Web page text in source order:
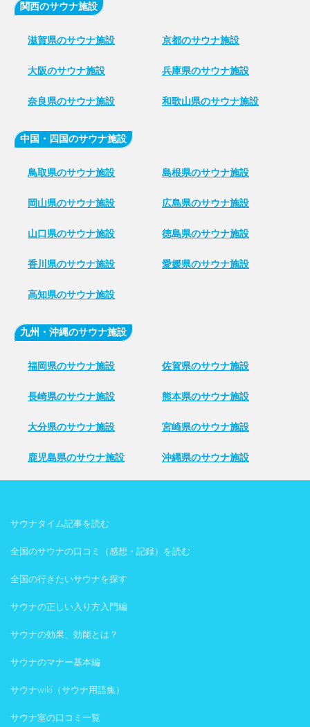
関西のサウナ施設
滋賀県のサウナ施設 京都のサウナ施設
大阪のサウナ施設 兵庫県のサウナ施設
奈良県のサウナ施設 和歌山県のサウナ施設
中国・四国のサウナ施設
鳥取県のサウナ施設 島根県のサウナ施設
岡山県のサウナ施設 広島県のサウナ施設
山口県のサウナ施設 徳島県のサウナ施設
香川県のサウナ施設 愛媛県のサウナ施設
高知県のサウナ施設
九州・沖縄のサウナ施設
福岡県のサウナ施設 佐賀県のサウナ施設
長崎県のサウナ施設 熊本県のサウナ施設
大分県のサウナ施設 宮崎県のサウナ施設
鹿児島県のサウナ施設 沖縄県のサウナ施設
サウナタイム記事を読む
全国のサウナの口コミ（感想・記録）を読む
全国の行きたいサウナを探す
サウナの正しい入り方入門編
サウナの効果、効能とは？
サウナのマナー基本編
サウナwiki（サウナ用語集）
サウナ室の口コミ一覧